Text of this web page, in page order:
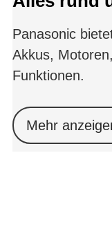
Panasonic
Akkus,
Funktionen.
Mehr